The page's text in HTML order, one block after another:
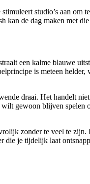
studio’s aan
kan de dag maken met
een kalme blauwe
is meteen
draai. Het handelt
gewoon blijven
zonder te veel te
die je tijdelijk laat